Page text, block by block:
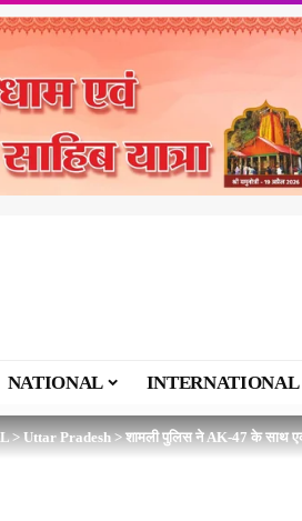
NATIONAL INTERNATIONAL
>Uttar Pradesh>शामली पुलिस ने AK-47 के साथ